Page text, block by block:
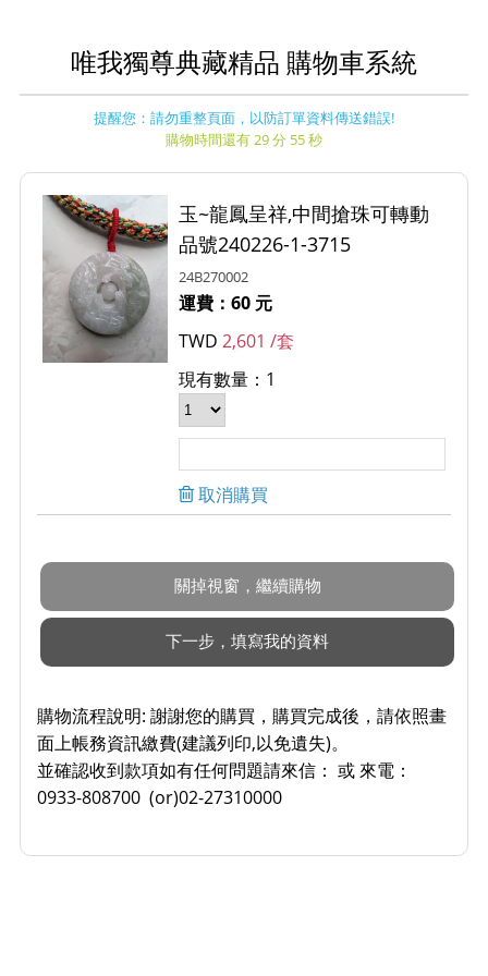
唯我獨尊典藏精品 購物車系統
提醒您：請勿重整頁面，以防訂單資料傳送錯誤!
購物時間還有 29 分 55 秒
玉~龍鳳呈祥,中間搶珠可轉動
品號240226-1-3715
24B270002
運費：60 元
TWD2,601 /套
現有數量：1
取消購買
購物流程說明: 謝謝您的購買，購買完成後，請依照畫
面上帳務資訊繳費(建議列印,以免遺失)。
並確認收到款項如有任何問題請來信： 或 來電：
0933-808700 (or)02-27310000